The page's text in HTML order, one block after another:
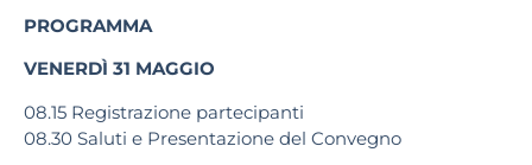
PROGRAMMA
VENERDÌ 31 MAGGIO
08.15 Registrazione partecipanti
08.30 Saluti e Presentazione del Convegno